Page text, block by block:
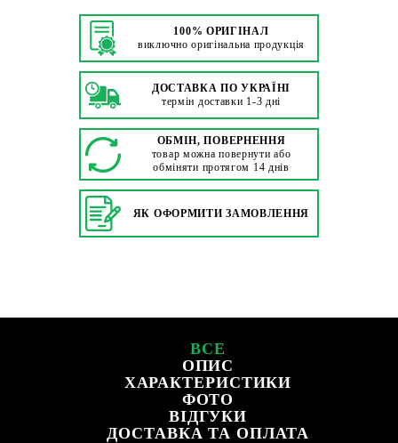
100% ОРИГІНАЛ
виключно оригінальна продукція
ДОСТАВКА ПО УКРАЇНІ
термін доставки 1-3 дні
ОБМІН, ПОВЕРНЕННЯ
товар можна повернути або
обміняти протягом 14 днів
ЯК ОФОРМИТИ ЗАМОВЛЕННЯ
ВСЕ
ОПИС
ХАРАКТЕРИСТИКИ
ФОТО
ВІДГУКИ
ДОСТАВКА ТА ОПЛАТА